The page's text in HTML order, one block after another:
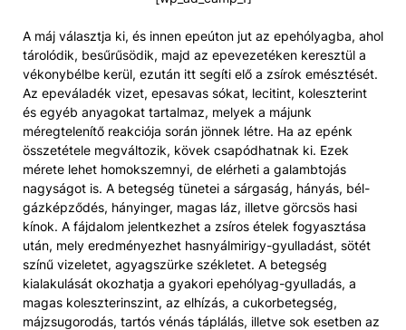
A máj választja ki, és innen epeúton jut az epehólyagba, ahol
tárolódik, besűrűsödik, majd az epevezetéken keresztül a
vékonybélbe kerül, ezután itt segíti elő a zsírok emésztését.
Az epeváladék vizet, epesavas sókat, lecitint, koleszterint
és egyéb anyagokat tartalmaz, melyek a májunk
méregtelenítő reakciója során jönnek létre. Ha az epénk
összetétele megváltozik, kövek csapódhatnak ki. Ezek
mérete lehet homokszemnyi, de elérheti a galambtojás
nagyságot is. A betegség tünetei a sárgaság, hányás, bél-
gázképződés, hányinger, magas láz, illetve görcsös hasi
kínok. A fájdalom jelentkezhet a zsíros ételek fogyasztása
után, mely eredményezhet hasnyálmirigy-gyulladást, sötét
színű vizeletet, agyagszürke székletet. A betegség
kialakulását okozhatja a gyakori epehólyag-gyulladás, a
magas koleszterinszint, az elhízás, a cukorbetegség,
májzsugorodás, tartós vénás táplálás, illetve sok esetben az